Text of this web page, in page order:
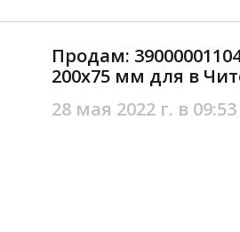
Продам:
200х75 мм для в
28 мая 2022 г. в 09:53